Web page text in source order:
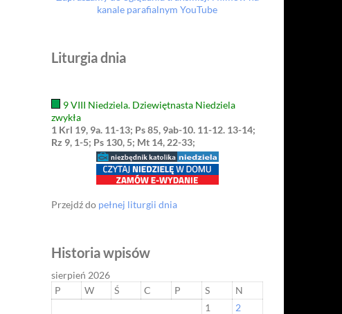
kanale parafialnym YouTube
Liturgia dnia
9 VIII Niedziela. Dziewiętnasta Niedziela
zwykła
1 Krl 19, 9a. 11-13; Ps 85, 9ab-10. 11-12. 13-14;
Rz 9, 1-5; Ps 130, 5; Mt 14, 22-33;
Przejdź do pełnej liturgii dnia
Historia wpisów
sierpień 2026
P
W Ś C P S
N
1
2